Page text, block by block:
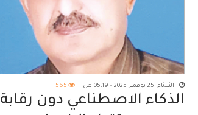
الثلاثاء, 25 نوفمبر 2025 - 05:19 ص 565
الذكاء الاصطناعي دون رقابة